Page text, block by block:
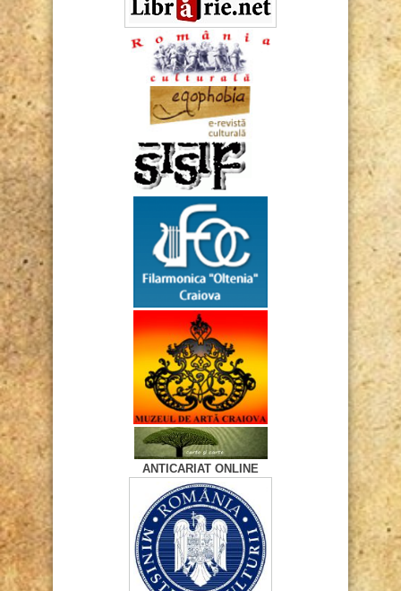
ANTICARIAT ONLINE